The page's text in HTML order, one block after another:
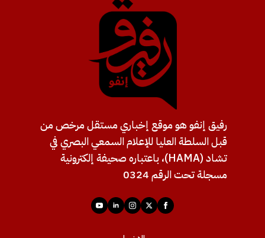
رفيق إنفو هو موقع إخباري مستقل مرخص من
قبل السلطة العليا للإعلام السمعي البصري في
تشاد (HAMA)، باعتباره صحيفة إلكترونية
مسجلة تحت الرقم 0324